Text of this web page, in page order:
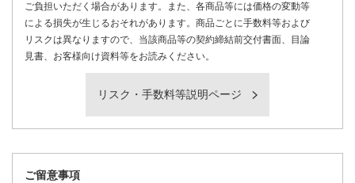
ご負担いただく場合があります。また、各商品等には価格の変動等
による損失が生じるおそれがあります。商品ごとに手数料等および
リスクは異なりますので、当該商品等の契約締結前交付書面、目論
見書、お客様向け資料等をお読みください。
リスク・手数料等説明ページ
ご留意事項